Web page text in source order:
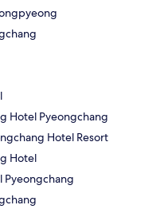
Hotel Pyeongchang
Hotel Resort
Hotel
Pyeongchang